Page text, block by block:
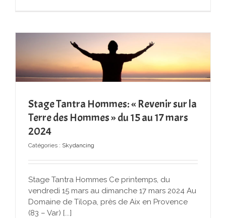
Stage Tantra Hommes: « Revenir sur la
Terre des Hommes » du 15 au 17 mars
2024
Catégories : Skydancing
Stage Tantra Hommes Ce printemps, du
vendredi 15 mars au dimanche 17 mars 2024 Au
Domaine de Tilopa, près de Aix en Provence
(83 – Var) [...]